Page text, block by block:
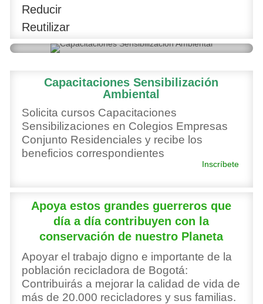
Reducir
Reutilizar
Capacitaciones Sensibilización
Ambiental
Solicita cursos Capacitaciones
Sensibilizaciones en Colegios Empresas
Conjunto Residenciales y recibe los
beneficios correspondientes
Inscríbete
Apoya estos grandes guerreros que
día a día contribuyen con la
conservación de nuestro Planeta
Apoyar el trabajo digno e importante de la
población recicladora de Bogotá:
Contribuirás a mejorar la calidad de vida de
más de 20.000 recicladores y sus familias.